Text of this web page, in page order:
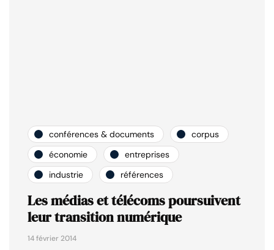
conférences & documents
corpus
économie
entreprises
industrie
références
Les médias et télécoms poursuivent
leur transition numérique
14 février 2014